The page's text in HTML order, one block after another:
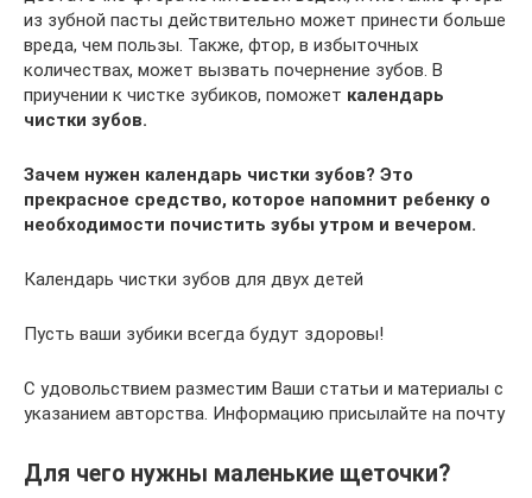
из зубной пасты действительно может принести больше
вреда, чем пользы. Также, фтор, в избыточных
количествах, может вызвать почернение зубов. В
приучении к чистке зубиков, поможет календарь
чистки зубов.
Зачем нужен календарь чистки зубов? Это
прекрасное средство, которое напомнит ребенку о
необходимости почистить зубы утром и вечером.
Календарь чистки зубов для двух детей
Пусть ваши зубики всегда будут здоровы!
С удовольствием разместим Ваши статьи и материалы с
указанием авторства. Информацию присылайте на почту
Для чего нужны маленькие щеточки?